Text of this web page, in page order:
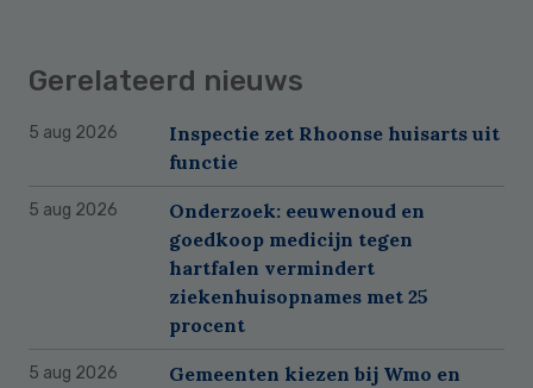
Gerelateerd nieuws
5 aug 2026
Inspectie zet Rhoonse huisarts uit
functie
5 aug 2026
Onderzoek: eeuwenoud en
goedkoop medicijn tegen
hartfalen vermindert
ziekenhuisopnames met 25
procent
5 aug 2026
Gemeenten kiezen bij Wmo en